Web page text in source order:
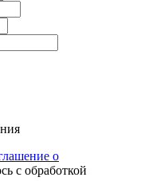
о
с обработкой